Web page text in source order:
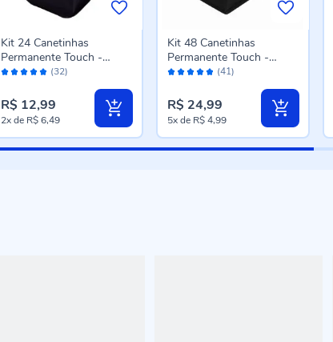
Avaliação: (32)
Kit 24 Canetinhas
Permanente Touch -
Ponta Dupla
R$ 12,99
2xde R$ 6,49
Avaliação: (41)
Kit 48 Canetinhas
Permanente Touch -
Ponta Dupla
R$ 24,99
5xde R$ 4,99